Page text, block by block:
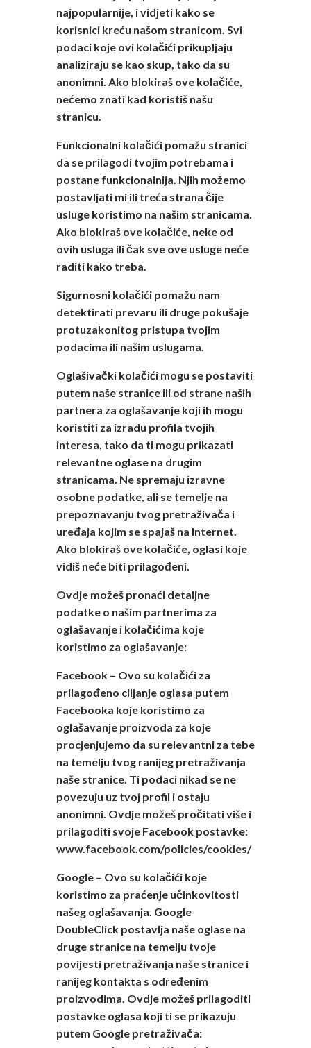
najpopularnije, i vidjeti kako se
korisnici kreću našom stranicom. Svi
podaci koje ovi kolačići prikupljaju
analiziraju se kao skup, tako da su
anonimni. Ako blokiraš ove kolačiće,
nećemo znati kad koristiš našu
stranicu.
Funkcionalni kolačići pomažu stranici
da se prilagodi tvojim potrebama i
postane funkcionalnija. Njih možemo
postavljati mi ili treća strana čije
usluge koristimo na našim stranicama.
Ako blokiraš ove kolačiće, neke od
ovih usluga ili čak sve ove usluge neće
raditi kako treba.
Sigurnosni kolačići pomažu nam
detektirati prevaru ili druge pokušaje
protuzakonitog pristupa tvojim
podacima ili našim uslugama.
Oglašivački kolačići mogu se postaviti
putem naše stranice ili od strane naših
partnera za oglašavanje koji ih mogu
koristiti za izradu profila tvojih
interesa, tako da ti mogu prikazati
relevantne oglase na drugim
stranicama. Ne spremaju izravne
osobne podatke, ali se temelje na
prepoznavanju tvog pretraživača i
uređaja kojim se spajaš na Internet.
Ako blokiraš ove kolačiće, oglasi koje
vidiš neće biti prilagođeni.
Ovdje možeš pronaći detaljne
podatke o našim partnerima za
oglašavanje i kolačićima koje
koristimo za oglašavanje:
Facebook – Ovo su kolačići za
prilagođeno ciljanje oglasa putem
Facebooka koje koristimo za
oglašavanje proizvoda za koje
procjenjujemo da su relevantni za tebe
na temelju tvog ranijeg pretraživanja
naše stranice. Ti podaci nikad se ne
povezuju uz tvoj profil i ostaju
anonimni. Ovdje možeš pročitati više i
prilagoditi svoje Facebook postavke:
www.facebook.com/policies/cookies/
Google – Ovo su kolačići koje
koristimo za praćenje učinkovitosti
našeg oglašavanja. Google
DoubleClick postavlja naše oglase na
druge stranice na temelju tvoje
povijesti pretraživanja naše stranice i
ranijeg kontakta s određenim
proizvodima. Ovdje možeš prilagoditi
postavke oglasa koji ti se prikazuju
putem Google pretraživača: